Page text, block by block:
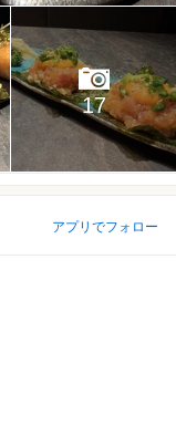
17
アプリでフォロー